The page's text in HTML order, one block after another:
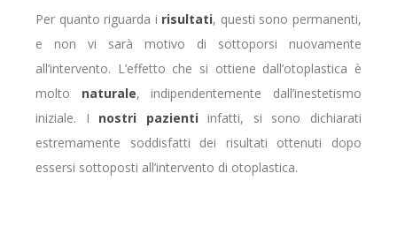
Per quanto riguarda i risultati, questi sono permanenti,
e non vi sarà motivo di sottoporsi nuovamente
all’intervento. L’effetto che si ottiene dall’otoplastica è
molto naturale, indipendentemente dall’inestetismo
iniziale. I nostri pazienti infatti, si sono dichiarati
estremamente soddisfatti dei risultati ottenuti dopo
essersi sottoposti all’intervento di otoplastica.